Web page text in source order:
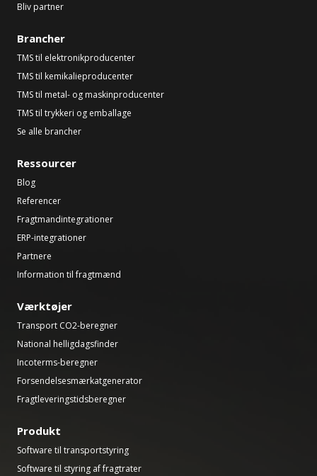
Bliv partner
Brancher
TMS til elektronikproducenter
TMS til kemikalieproducenter
TMS til metal- og maskinproducenter
TMS til trykkeri og emballage
Se alle brancher
Ressourcer
Blog
Referencer
Fragtmandintegrationer
ERP-integrationer
Partnere
Information til fragtmænd
Værktøjer
Transport CO2-beregner
National helligdagsfinder
Incoterms-beregner
Forsendelsesmærkatgenerator
Fragtleveringstidsberegner
Produkt
Software til transportstyring
Software til styring af fragtrater